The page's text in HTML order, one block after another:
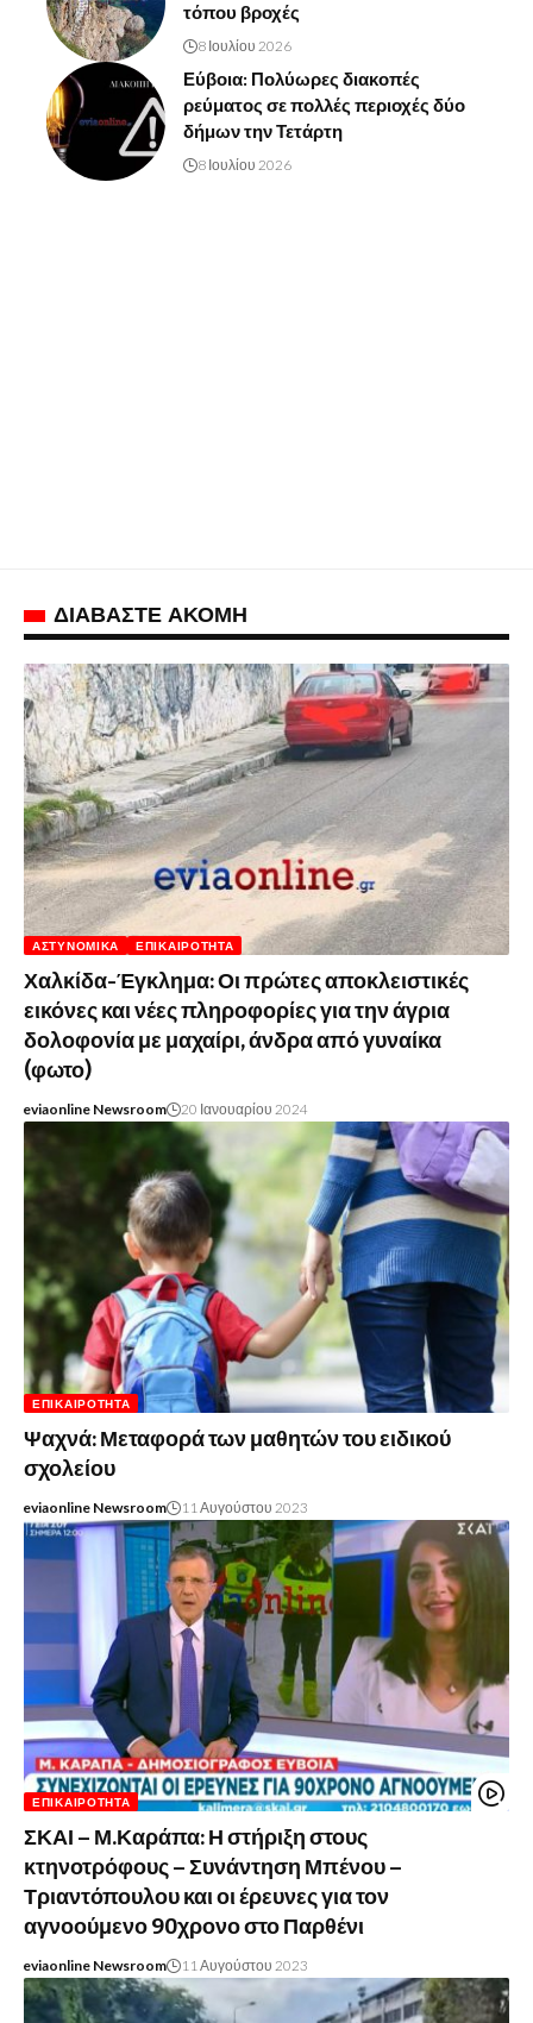
τόπου βροχές
8 Ιουλίου 2026
Εύβοια: Πολύωρες διακοπές
ρεύματος σε πολλές περιοχές δύο
δήμων την Τετάρτη
8 Ιουλίου 2026
ΔΙΑΒΑΣΤΕ ΑΚΟΜΗ
ΑΣΤΥΝΟΜΙΚΆ ΕΠΙΚΑΙΡΌΤΗΤΑ
Χαλκίδα-Έγκλημα: Οι πρώτες αποκλειστικές
εικόνες και νέες πληροφορίες για την άγρια
δολοφονία με μαχαίρι, άνδρα από γυναίκα
(φωτο)
eviaonline Newsroom 20 Ιανουαρίου 2024
ΕΠΙΚΑΙΡΌΤΗΤΑ
Ψαχνά: Μεταφορά των μαθητών του ειδικού
σχολείου
eviaonline Newsroom 11 Αυγούστου 2023
ΕΠΙΚΑΙΡΌΤΗΤΑ
ΣΚΑΙ – Μ.Καράπα: Η στήριξη στους
κτηνοτρόφους – Συνάντηση Μπένου –
Τριαντόπουλου και οι έρευνες για τον
αγνοούμενο 90χρονο στο Παρθένι
eviaonline Newsroom 11 Αυγούστου 2023